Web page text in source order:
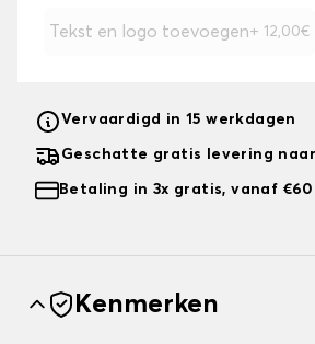
Tekst en logo toevoegen + 12,00€
Vervaardigd in 15 werkdagen
Geschatte gratis levering
Betaling in 3x gratis, vanaf
Kenmerken